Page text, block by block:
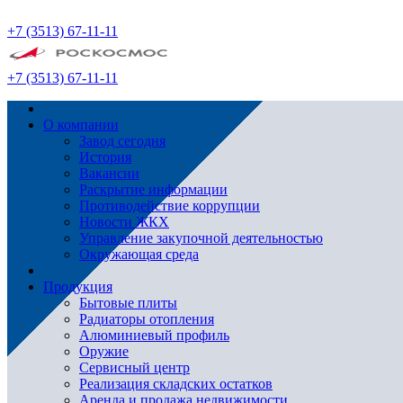
+7 (3513) 67-11-11
+7 (3513) 67-11-11
О компании
Завод сегодня
История
Вакансии
Раскрытие информации
Противодействие коррупции
Новости ЖКХ
Управление закупочной деятельностью
Окружающая среда
Продукция
Бытовые плиты
Радиаторы отопления
Алюминиевый профиль
Оружие
Сервисный центр
Реализация складских остатков
Аренда и продажа недвижимости